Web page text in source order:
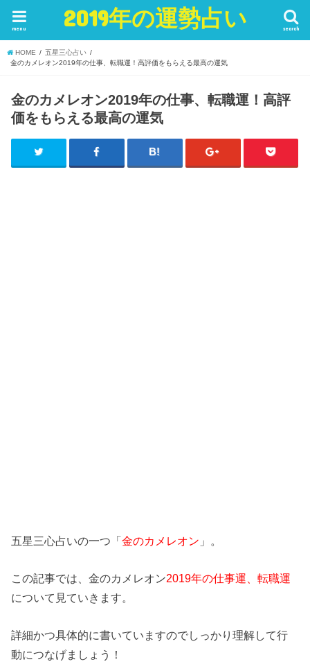
2019年の運勢占い search
menu
HOME
五星三心占い
金のカメレオン2019年の仕事、転職運！高評価をもらえる最高の運気
金のカメレオン2019年の仕事、転職運！高評
価をもらえる最高の運気
五星三心占いの一つ「金のカメレオン 」。
この記事では、金のカメレオン2019年の仕事運、転職運
について見ていきます。
詳細かつ具体的に書いていますのでしっかり理解して行
動につなげましょう！